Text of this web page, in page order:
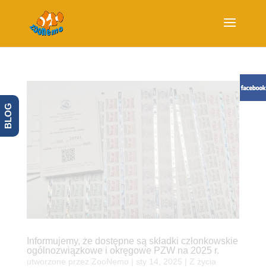
Informujemy, że dostępne są składki członkowskie
ogólnozwiązkowe i okręgowe PZW na 2025 r.
utworzone przez ZooNemo sty 14, 2025
Z życia
BLOG